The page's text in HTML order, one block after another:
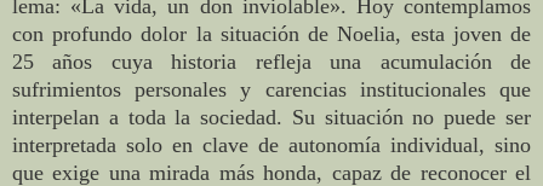
lema: «La vida, un don inviolable». Hoy contemplamos
con profundo dolor la situación de Noelia, esta joven de
25 años cuya historia refleja una acumulación de
sufrimientos personales y carencias institucionales que
interpelan a toda la sociedad. Su situación no puede ser
interpretada solo en clave de autonomía individual, sino
que exige una mirada más honda, capaz de reconocer el